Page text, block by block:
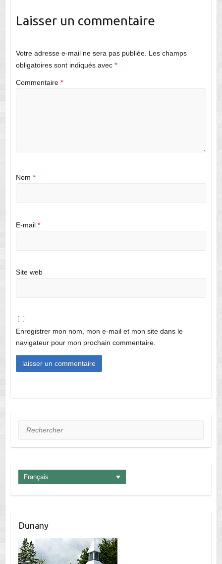
Laisser un commentaire
Votre adresse e-mail ne sera pas publiée. Les champs
obligatoires sont indiqués avec *
Commentaire *
Nom *
E-mail *
Site web
Enregistrer mon nom, mon e-mail et mon site dans le
navigateur pour mon prochain commentaire.
Rechercher
Français
Dunany